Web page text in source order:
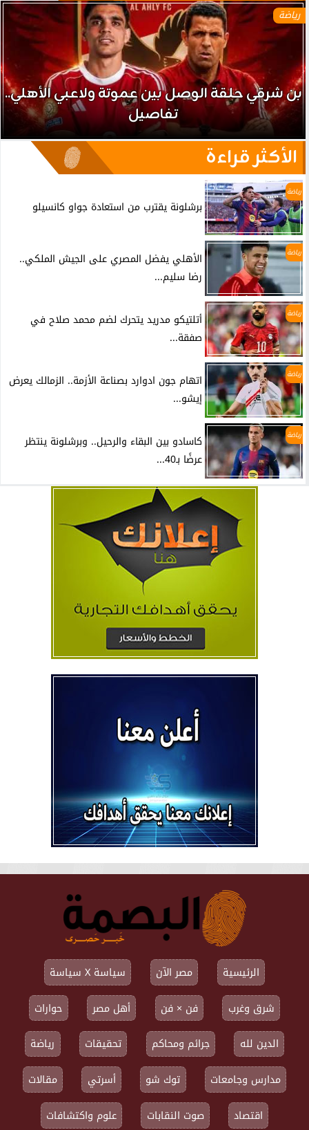
رياضة
بن شرقي حلقة الوصل بين عموتة ولاعبي الأهلي..
تفاصيل
الأكثر قراءة
رياضة
برشلونة يقترب من استعادة جواو كانسيلو
رياضة
الأهلي يفضل المصري على الجيش الملكي..
رضا سليم...
رياضة
أتلتيكو مدريد يتحرك لضم محمد صلاح في
صفقة...
رياضة
اتهام جون ادوارد بصناعة الأزمة.. الزمالك يعرض
إيشو...
رياضة
كاسادو بين البقاء والرحيل.. وبرشلونة ينتظر
عرضًا بـ40...
الرئيسية مصر الآن
سياسة X سياسة
شرق وغرب
فن × فن أهل مصر
حوارات
الدين لله
جرائم ومحاكم تحقيقات
رياضة
مدارس وجامعات
توك شو أسرتي
مقالات
اقتصاد
صوت النقابات علوم واكتشافات